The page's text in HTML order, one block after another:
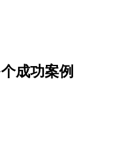
成功案例